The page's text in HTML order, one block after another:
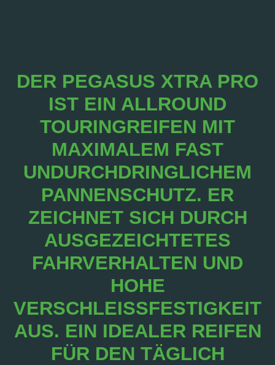
DER PEGASUS XTRA PRO
IST EIN ALLROUND
TOURINGREIFEN MIT
MAXIMALEM FAST
UNDURCHDRINGLICHEM
PANNENSCHUTZ. ER
ZEICHNET SICH DURCH
AUSGEZEICHTETES
FAHRVERHALTEN UND
HOHE
VERSCHLEISSFESTIGKEIT A
US. EIN IDEALER REIFEN F
ÜR DEN TÄGLICH E